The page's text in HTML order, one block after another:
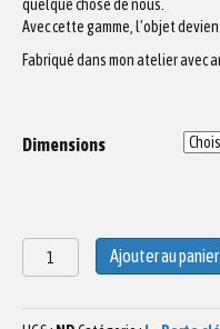
quelque chose de nous.
Avec cette gamme, l’objet
Fabriqué dans mon atelier avec
Dimensions
quantité
de
clés
Ajouter au panier